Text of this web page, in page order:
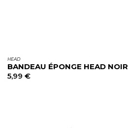
HEAD
BANDEAU ÉPONGE HEAD NOIR
5,99 €